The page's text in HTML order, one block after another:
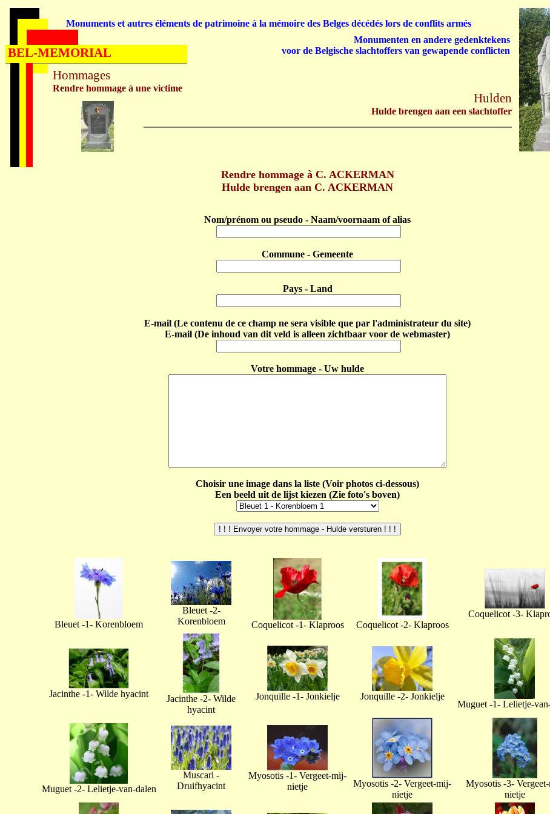
Rendre hommage à C. ACKERMAN
Hulde brengen aan C. ACKERMAN
Nom/prénom ou pseudo - Naam/voornaam of alias
Commune - Gemeente
Pays - Land
E-mail (Le contenu de ce champ ne sera visible que par l'administrateur du site)
E-mail (De inhoud van dit veld is alleen zichtbaar voor de webmaster)
Votre hommage - Uw hulde
Choisir une image dans la liste (Voir photos ci-dessous)
Een beeld uit de lijst kiezen (Zie foto's boven)
Bleuet -1- Korenbloem
Bleuet -2-
Korenbloem
Coquelicot -1- Klaproos Coquelicot -2- Klaproos
Coquelicot -3-
Jacinthe -1- Wilde hyacint
Jacinthe -2- Wilde
hyacint
Jonquille -1- Jonkielje Jonquille -2- Jonkielje
Muguet -1- Lelietje-
Muguet -2- Lelietje-van-dalen
Muscari -
Druifhyacint
Myosotis -1- Vergeet-mij-
nietje
Myosotis -2- Vergeet-mij-
nietje
Myosotis -3-
nietje
Hommages
Rendre hommage à une victime
Hulden
Hulde brengen aan een slachtoffer
Monuments et autres éléments de patrimoine à la mémoire des Belges décédés lors de conflits armés
Monumenten en andere gedenktekens
voor de Belgische slachtoffers van gewapende conflicten
BEL-MEMORIAL